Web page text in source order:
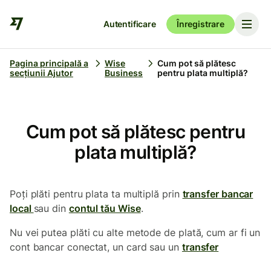
Autentificare Înregistrare
Pagina principală a
secțiunii Ajutor
Wise
Business
Cum pot să plătesc
pentru plata multiplă?
Cum pot să plătesc pentru
plata multiplă?
Poți plăti pentru plata ta multiplă prin transfer bancar
local sau din contul tău Wise.
Nu vei putea plăti cu alte metode de plată, cum ar fi un
cont bancar conectat, un card sau un transfer